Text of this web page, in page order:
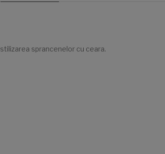
sprancenelor cu ceara.